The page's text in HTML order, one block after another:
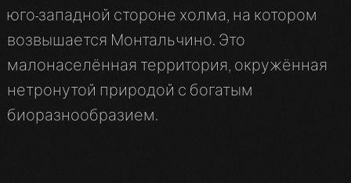
юго-западной стороне холма, на котором
возвышается Монтальчино. Это
малонаселённая территория, окружённая
нетронутой природой с богатым
биоразнообразием.